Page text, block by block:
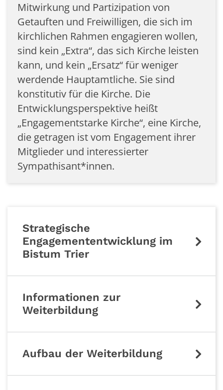
Mitwirkung und Partizipation von
Getauften und Freiwilligen, die sich im
kirchlichen Rahmen engagieren wollen,
sind kein „Extra“, das sich Kirche leisten
kann, und kein „Ersatz“ für weniger
werdende Hauptamtliche. Sie sind
konstitutiv für die Kirche. Die
Entwicklungsperspektive heißt
„Engagementstarke Kirche“, eine Kirche,
die getragen ist vom Engagement ihrer
Mitglieder und interessierter
Sympathisant*innen.
Strategische
Engagemententwicklung im
Bistum Trier
Informationen zur
Weiterbildung
Aufbau der Weiterbildung